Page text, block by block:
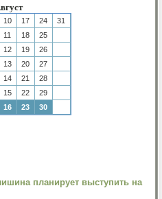
10 17 24
31
11 18
25
12 19
26
13 20
27
14 21
28
15 22
29
16 23 30
планирует выступить на